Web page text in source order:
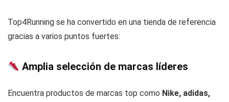
Top4Running se ha convertido en una tienda de referencia
gracias a varios puntos fuertes:
Amplia selección de marcas líderes
Encuentra productos de marcas top como Nike, adidas,